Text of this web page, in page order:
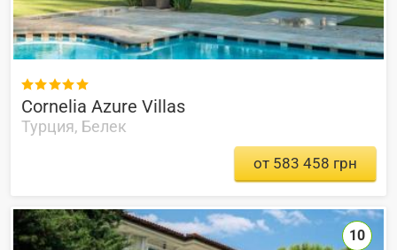

Cornelia Azure Villas
Турция, Белек
от 583 458 грн
10